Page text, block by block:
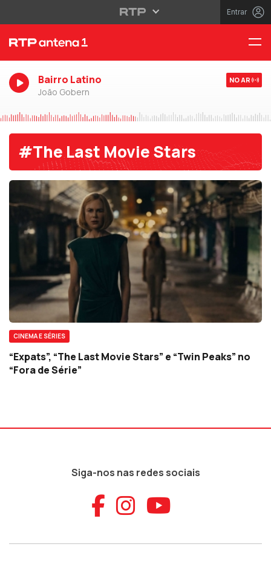
Entrar
Bairro Latino
João Gobern
NO AR
#The Last Movie Stars
CINEMA E SÉRIES
“Expats”, “The Last Movie Stars” e “Twin Peaks” no
“Fora de Série”
Siga-nos nas redes sociais
Aceder ao
Aceder ao
Aceder